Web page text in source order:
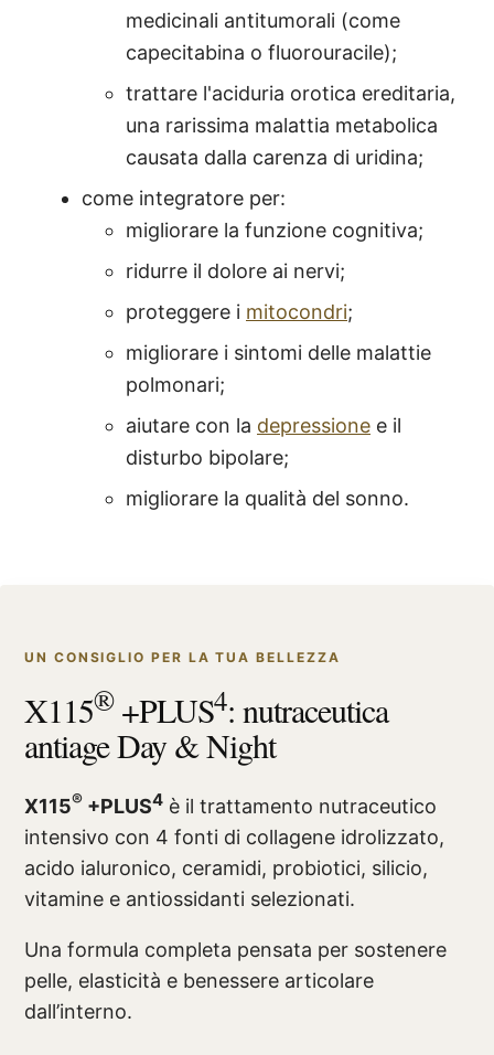
medicinali antitumorali (come
capecitabina o fluorouracile);
trattare l'aciduria orotica ereditaria,
una rarissima malattia metabolica
causata dalla carenza di uridina;
come integratore per:
migliorare la funzione cognitiva;
ridurre il dolore ai nervi;
proteggere i mitocondri;
migliorare i sintomi delle malattie
polmonari;
aiutare con la depressione e il
disturbo bipolare;
migliorare la qualità del sonno.
UN CONSIGLIO PER LA TUA BELLEZZA
X115®+PLUS4: nutraceutica
antiage Day & Night
X115® +PLUS4 è il trattamento nutraceutico
intensivo con 4 fonti di collagene idrolizzato,
acido ialuronico, ceramidi, probiotici, silicio,
vitamine e antiossidanti selezionati.
Una formula completa pensata per sostenere
pelle, elasticità e benessere articolare
dall’interno.